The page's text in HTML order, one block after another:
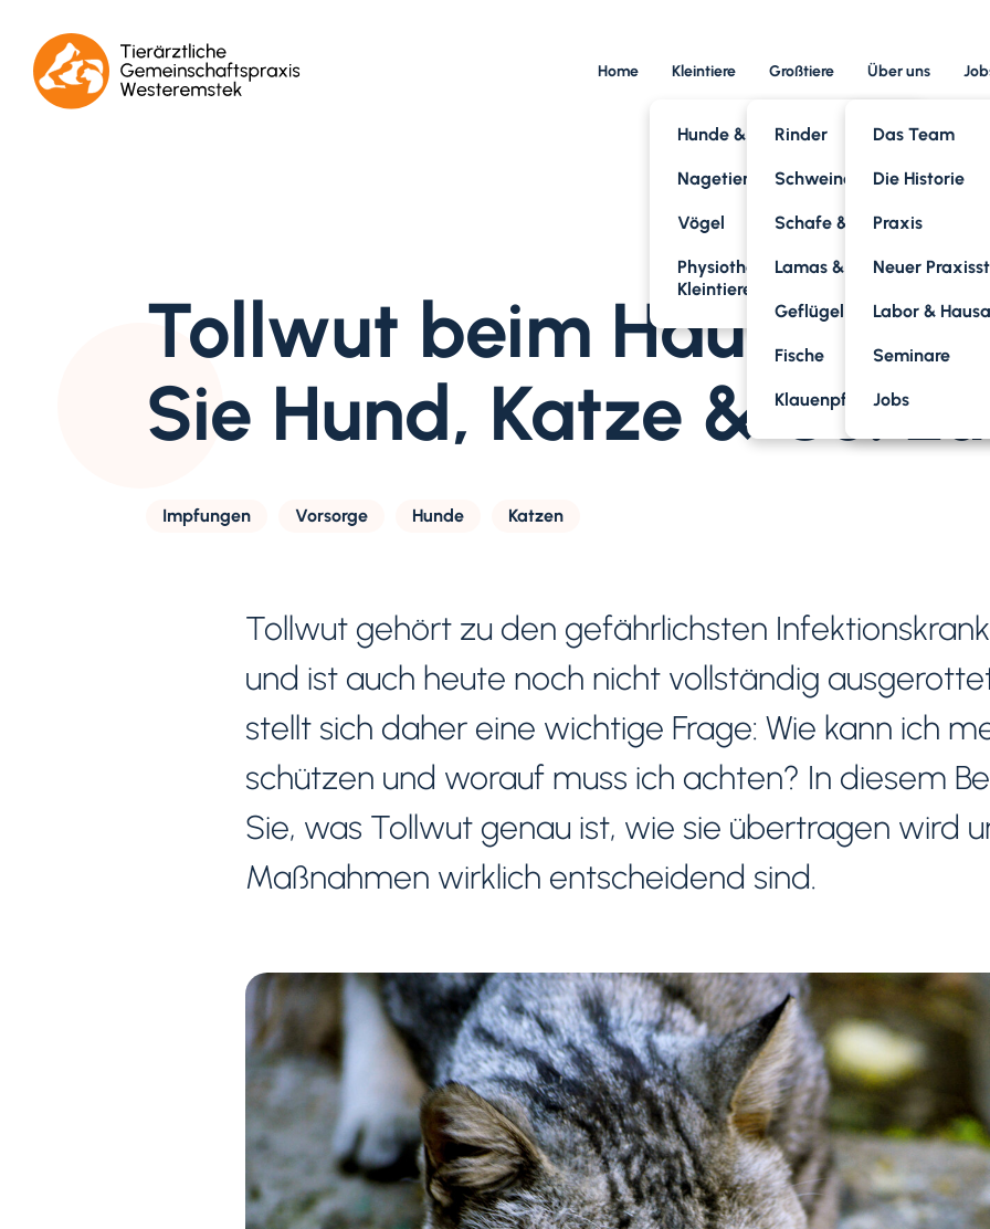
Home
Hunde & Katzen
Nagetiere
Vögel
Physiotherapie für
Kleintiere
Kleintiere
Rinder
Schweine
Schafe & Ziegen
Lamas & Alpakas
Geflügel
Fische
Klauenpflege
Großtiere
Das Team
Die Historie
Praxis
Neuer
Labor &
Seminare
Jobs
Über uns
Tollwut beim Haustier:
Sie Hund, Katze & Co.
Impfungen Vorsorge Hunde Katzen
Tollwut gehört zu den gefährlichsten
und ist auch heute noch nicht vollständig
stellt sich daher eine wichtige Frage: Wie kann ich
schützen und worauf muss ich achten? In diesem
Sie, was Tollwut genau ist, wie sie übertragen wird
Maßnahmen wirklich entscheidend sind.